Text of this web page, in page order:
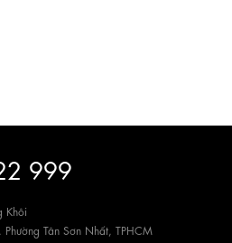
999
Khôi
Tân Sơn Nhất, TPHCM